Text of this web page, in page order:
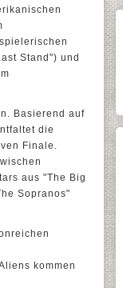
Stand") und
Basierend auf
die
Finale.
aus "The Big
Sopranos"
kommen